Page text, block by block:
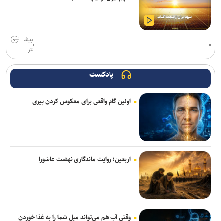
خستگی و خواب‌آلودگی؛ عامل اصلی تمام تصادفات زائران اربعین
زلزله کهنوج استان کرمان را لرزاند
ارائه بیش از ۱.۷ میلیون خدمت به زائران اربعین/ اجرای پزشکی خانواده تا
شهریور در ۶۴ شهر منتخب
مدیران مناطق تهران، بازوی اجرایی دولت برای تسریع در حل مسائل محلی
هستند
اتوبوس‌های رایگان شرکت واحد برای بازگشت زائران اربعین
دادسرای تهران
شد
۷ مصدوم بر اثر تصادف خودروی حامل زائران ایرانی با گاردریل در محور
کربلا ـ نجف
بیش
تر
پادکست
اولین گام واقعی برای معکوس کردن پیری
اربعین؛ روایت ماندگاری نهضت عاشورا
وقتی آب هم می‌تواند میل شما را به غذا خوردن